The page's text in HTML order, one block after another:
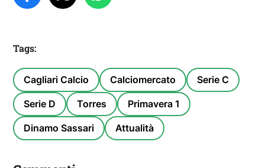
Tags:
Cagliari Calcio Calciomercato Serie C
Serie D Torres Primavera 1
Dinamo Sassari Attualità